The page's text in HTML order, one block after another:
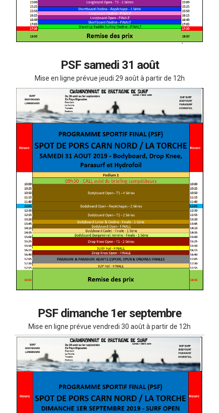
PSF samedi 31 août
Mise en ligne prévue jeudi 29 août à partir de 12h
PSF dimanche 1er septembre
Mise en ligne prévue vendredi 30 août à partir de 12h